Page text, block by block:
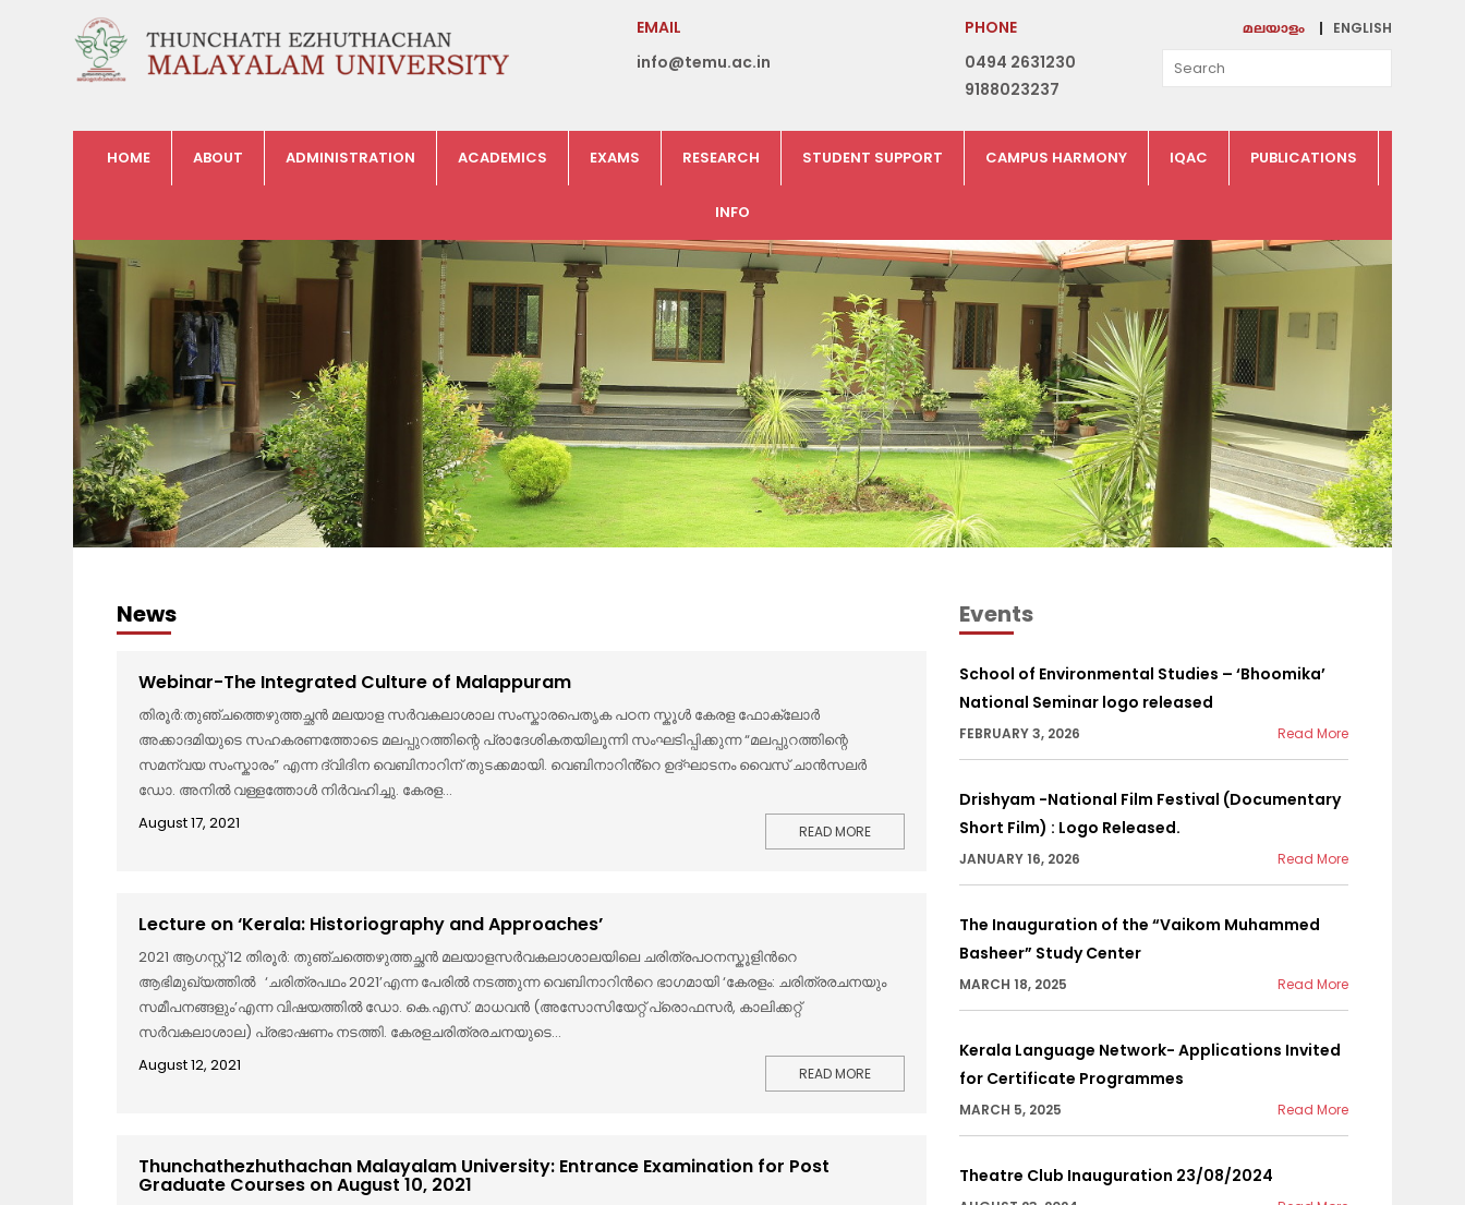
EMAIL
info@temu.ac.in
PHONE
0494 2631230
9188023237
മലയാളം ENGLISH
HOME ABOUT ADMINISTRATION ACADEMICS EXAMS RESEARCH STUDENT SUPPORT CAMPUS HARMONY IQAC PUBLICATIONS
INFO
News
Webinar-The Integrated Culture of Malappuram
തിരൂർ:തുഞ്ചത്തെഴുത്തച്ഛൻ മലയാള സർവകലാശാല സംസ്കാരപെതൃക പഠന സ്കൂൾ കേരള ഫോക്‌ലോർ
അക്കാദമിയുടെ സഹകരണത്തോടെ മലപ്പുറത്തിന്റെ പ്രാദേശികതയിലൂന്നി സംഘടിപ്പിക്കുന്ന “മലപ്പുറത്തിന്റെ
സമന്വയ സംസ്കാരം” എന്ന ദ്വിദിന വെബിനാറിന്‌ തുടക്കമായി. വെബിനാറിൻ്റെ ഉദ്ഘാടനം വൈസ് ചാൻസലർ
ഡോ. അനിൽ വള്ളത്തോൾ നിർവഹിച്ചു. കേരള...
August 17, 2021
READ MORE
Lecture on ‘Kerala: Historiography and Approaches’
2021 ആഗസ്റ്റ് 12 തിരൂര്‍: തുഞ്ചത്തെഴുത്തച്ഛന്‍ മലയാളസര്‍വകലാശാലയിലെ ചരിത്രപഠനസ്കൂളിന്‍റെ
ആഭിമുഖ്യത്തില്‍ ‘ചരിത്രപഥം 2021’എന്ന പേരില്‍ നടത്തുന്ന വെബിനാറിന്‍റെ ഭാഗമായി ‘കേരളം: ചരിത്രരചനയും
സമീപനങ്ങളും’എന്ന വിഷയത്തില്‍ ഡോ. കെ.എസ്. മാധവന്‍ (അസോസിയേറ്റ് പ്രൊഫസര്‍, കാലിക്കറ്റ്
സര്‍വകലാശാല) പ്രഭാഷണം നടത്തി. കേരളചരിത്രരചനയുടെ...
August 12, 2021
READ MORE
Thunchathezhuthachan Malayalam University: Entrance Examination for Post
Graduate Courses on August 10, 2021
Events
School of Environmental Studies – ‘Bhoomika’
National Seminar logo released
FEBRUARY 3, 2026 Read More
Drishyam -National Film Festival (Documentary
Short Film) : Logo Released.
JANUARY 16, 2026 Read More
The Inauguration of the “Vaikom Muhammed
Basheer” Study Center
MARCH 18, 2025 Read More
Kerala Language Network- Applications Invited
for Certificate Programmes
MARCH 5, 2025 Read More
Theatre Club Inauguration 23/08/2024